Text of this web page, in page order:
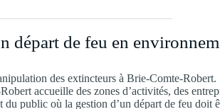
départ de feu en
des extincteurs à Brie-Comte-Robert.
accueille des zones d’activités, des
public où la gestion d’un départ de feu doit